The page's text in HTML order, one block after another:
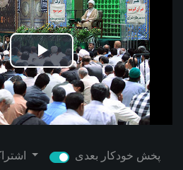
Play
Video
پخش خودکار بعدی